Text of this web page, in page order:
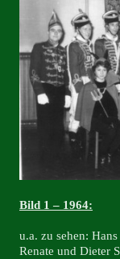
Bild 1 – 1964:
u.a. zu sehen:
Renate und Dieter